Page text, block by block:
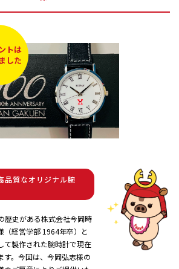
トは
した
品質なオリジナル腕
歴史がある株式会社今岡時
（経営学部 1964年卒）と
て製作された腕時計で現在
す。今回は、今岡弘志様の